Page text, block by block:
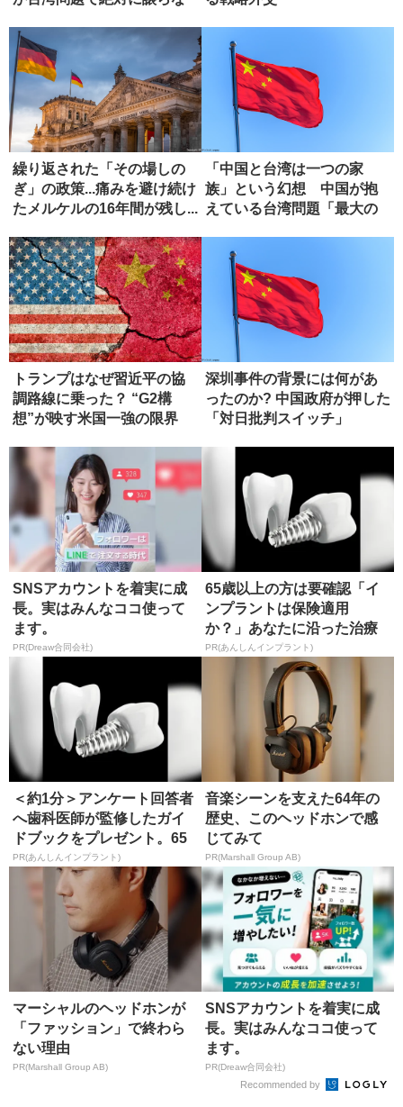
繰り返された「その場しの
ぎ」の政策...痛みを避け続け
たメルケルの16年間が残し...
「中国と台湾は一つの家
族」という幻想 中国が抱
えている台湾問題「最大の
トランプはなぜ習近平の協
調路線に乗った？ “G2構
想”が映す米国一強の限界
深圳事件の背景には何があ
ったのか? 中国政府が押した
「対日批判スイッチ」
SNSアカウントを着実に成
長。実はみんなココ使って
ます。
PR(Dreaw合同会社)
65歳以上の方は要確認「イ
ンプラントは保険適用
か？」あなたに沿った治療
法や費用を...
PR(あんしんインプラント)
＜約1分＞アンケート回答者
へ歯科医師が監修したガイ
ドブックをプレゼント。65
歳以...
PR(あんしんインプラント)
音楽シーンを支えた64年の
歴史、このヘッドホンで感
じてみて
PR(Marshall Group AB)
マーシャルのヘッドホンが
「ファッション」で終わら
ない理由
PR(Marshall Group AB)
SNSアカウントを着実に成
長。実はみんなココ使って
ます。
PR(Dreaw合同会社)
Recommended by